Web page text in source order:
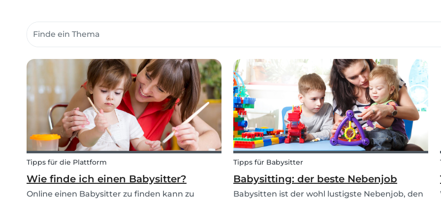
Suche Community-Themen
Tipps für die Plattform
Wie finde ich einen Babysitter?
Online einen Babysitter zu finden kann zu
Tipps für Babysitter
Babysitting: der beste Nebenjob
Babysitten ist der wohl lustigste Nebenjob, den